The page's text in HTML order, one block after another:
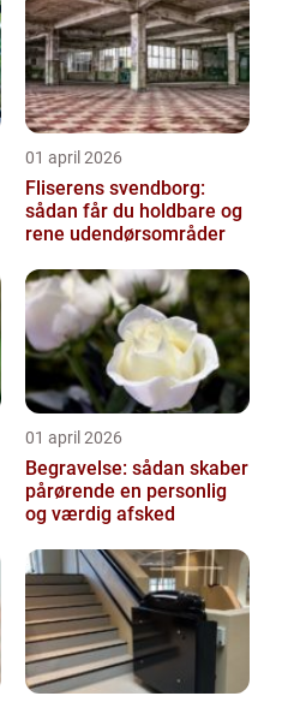
01 april 2026
Fliserens svendborg:
sådan får du holdbare og
rene udendørsområder
01 april 2026
Begravelse: sådan skaber
pårørende en personlig
og værdig afsked